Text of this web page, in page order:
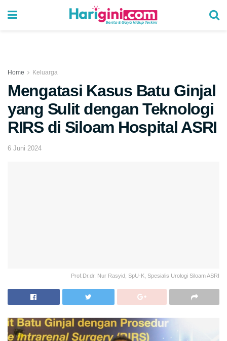
Home Keluarga
Mengatasi Kasus Batu Ginjal
yang Sulit dengan Teknologi
RIRS di Siloam Hospital ASRI
6 Juni 2024
Prof.Dr.dr. Nur Rasyid, SpU-K, Spesialis Urologi Siloam ASRI